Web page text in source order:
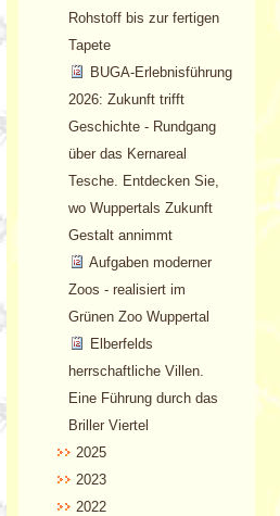
Rohstoff bis zur fertigen
Tapete
BUGA-Erlebnisführung
2026: Zukunft trifft
Geschichte - Rundgang
über das Kernareal
Tesche. Entdecken Sie,
wo Wuppertals Zukunft
Gestalt annimmt
Aufgaben moderner
Zoos - realisiert im
Grünen Zoo Wuppertal
Elberfelds
herrschaftliche Villen.
Eine Führung durch das
Briller Viertel
2025
2023
2022